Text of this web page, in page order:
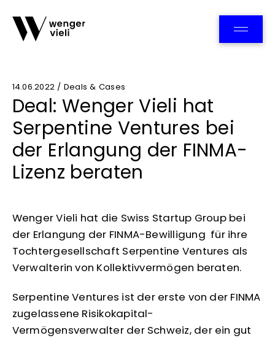
14.06.2022 / Deals & Cases
Deal: Wenger Vieli hat
Serpentine Ventures bei
der Erlangung der FINMA-
Lizenz beraten
Wenger Vieli hat die Swiss Startup Group bei
der Erlangung der FINMA-Bewilligung für ihre
Tochtergesellschaft Serpentine Ventures als
Verwalterin von Kollektivvermögen beraten.
Serpentine Ventures ist der erste von der FINMA
zugelassene Risikokapital-
Vermögensverwalter der Schweiz, der ein gut